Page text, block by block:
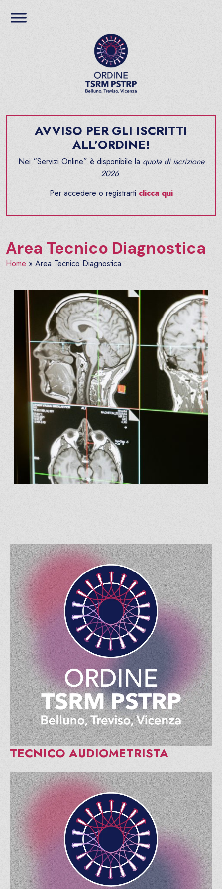
AVVISO PER GLI ISCRITTI
ALL’ORDINE!
Nei “Servizi Online” è disponibile la quota di iscrizione
2026.
Per accedere o registrarti clicca qui
Area Tecnico Diagnostica
Home » Area Tecnico Diagnostica
TECNICO AUDIOMETRISTA